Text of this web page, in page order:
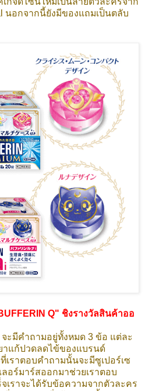
นอกจากนี้ยังมีของแถมเป็นตลับ
Q" ชิงรางวัลสินค้าออ
ะมีคำถามอยู่ทั้งหมด 3 ข้อ แต่ละ
แก้ปวดลดไข้ของแบรนด์
เราตอบคำถามนั้นจะมีซูเปอร์เซ
ลอร์มาร์สออกมาช่วยเราตอบ
เราจะได้รับข้อความจากตัวละคร